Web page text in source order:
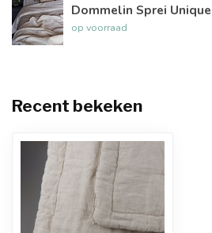
Dommelin Sprei Unique
op voorraad
Recent bekeken